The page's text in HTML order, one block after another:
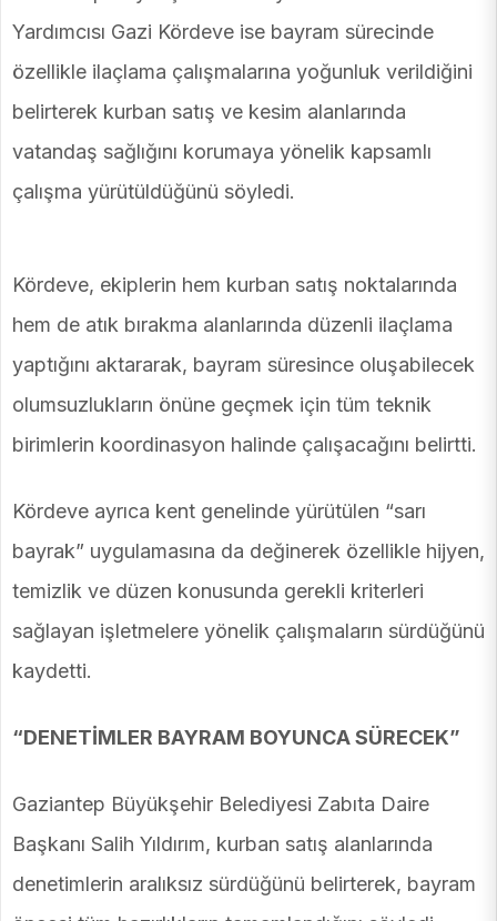
Yardımcısı Gazi Kördeve ise bayram sürecinde
özellikle ilaçlama çalışmalarına yoğunluk verildiğini
belirterek kurban satış ve kesim alanlarında
vatandaş sağlığını korumaya yönelik kapsamlı
çalışma yürütüldüğünü söyledi.
Kördeve, ekiplerin hem kurban satış noktalarında
hem de atık bırakma alanlarında düzenli ilaçlama
yaptığını aktararak, bayram süresince oluşabilecek
olumsuzlukların önüne geçmek için tüm teknik
birimlerin koordinasyon halinde çalışacağını belirtti.
Kördeve ayrıca kent genelinde yürütülen “sarı
bayrak” uygulamasına da değinerek özellikle hijyen,
temizlik ve düzen konusunda gerekli kriterleri
sağlayan işletmelere yönelik çalışmaların sürdüğünü
kaydetti.
“DENETİMLER BAYRAM BOYUNCA SÜRECEK”
Gaziantep Büyükşehir Belediyesi Zabıta Daire
Başkanı Salih Yıldırım, kurban satış alanlarında
denetimlerin aralıksız sürdüğünü belirterek, bayram